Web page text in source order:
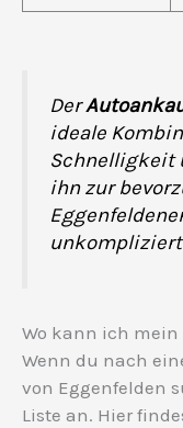
Der
ideale
Schnelligkeit
ihn zur
Wo kann ich
Wenn du nach
von Eggenfelden
Liste an. Hier